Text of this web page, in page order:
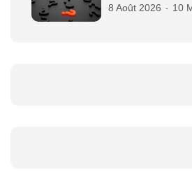
8 Août 2026 10